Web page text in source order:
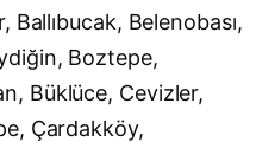
Ballıbucak, Belenobası,
Boztepe,
Büklüce, Cevizler,
Çardakköy,